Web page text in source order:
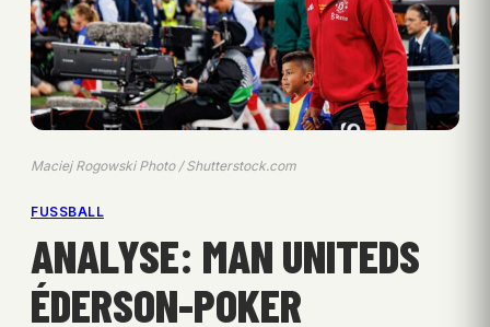
Maciej Rogowski Photo / Shutterstock.com
FUSSBALL
ANALYSE: MAN UNITEDS
ÉDERSON-POKER